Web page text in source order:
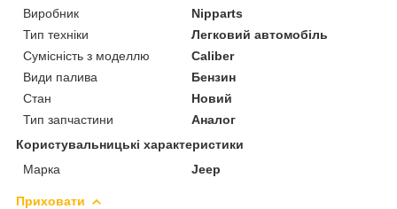
Виробник
Nipparts
Тип техніки
Легковий автомобіль
Сумісність з моделлю
Caliber
Види палива
Бензин
Стан
Новий
Тип запчастини
Аналог
Користувальницькі характеристики
Марка
Jeep
Приховати